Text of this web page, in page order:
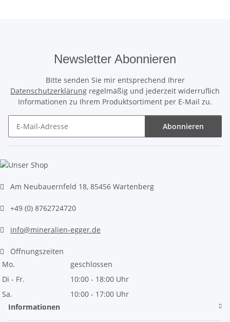
Newsletter Abonnieren
Bitte senden Sie mir entsprechend Ihrer
Datenschutzerklärung regelmäßig und jederzeit widerruflich
Informationen zu Ihrem Produktsortiment per E-Mail zu.
Abonnieren
Am Neubauernfeld 18, 85456 Wartenberg
+49 (0) 8762724720
info@mineralien-egger.de
Öffnungszeiten
Mo.
geschlossen
Di - Fr.
10:00 - 18:00 Uhr
Sa.
10:00 - 17:00 Uhr
Informationen